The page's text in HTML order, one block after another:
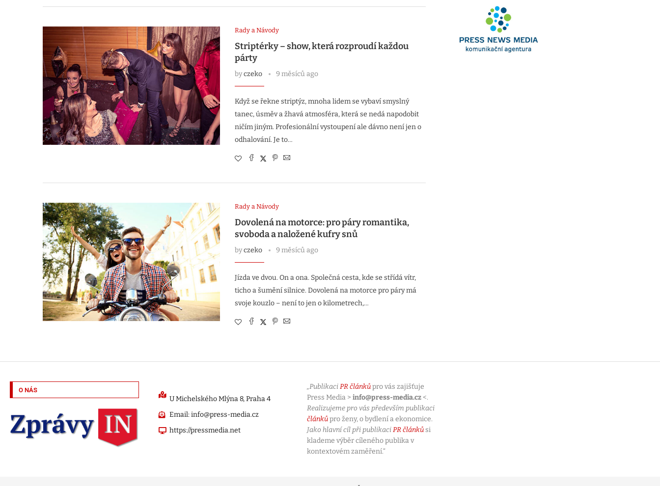
Rady a Návody
Striptérky – show, která rozproudí každou
párty
byczeko 9 měsíců ago
Když se řekne striptýz, mnoha lidem se vybaví smyslný
tanec, úsměv a žhavá atmosféra, která se nedá napodobit
ničím jiným. Profesionální vystoupení ale dávno není jen o
odhalování. Je to…
Rady a Návody
Dovolená na motorce: pro páry romantika,
svoboda a naložené kufry snů
byczeko 9 měsíců ago
Jízda ve dvou. On a ona. Společná cesta, kde se střídá vítr,
ticho a šumění silnice. Dovolená na motorce pro páry má
svoje kouzlo – není to jen o kilometrech,…
O NÁS
U Michelského Mlýna 8, Praha 4
Email: info@press-media.cz
https://pressmedia.net
„PublikaciPR článkůpro vás zajišťuje
Press Media > info@press-media.cz <.
Realizujeme pro vás především publikaci
článkůpro ženy, o bydlení a ekonomice.
Jako hlavní cíl při publikaciPR článků si
klademe výběr cíleného publika v
kontextovém zaměření.“